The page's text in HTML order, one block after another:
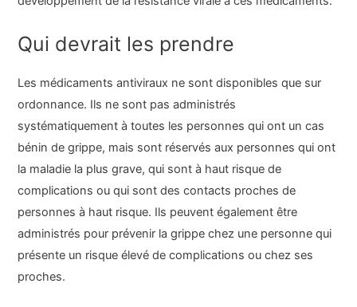
Qui devrait les prendre
Les médicaments antiviraux ne sont disponibles que sur
ordonnance. Ils ne sont pas administrés
systématiquement à toutes les personnes qui ont un cas
bénin de grippe, mais sont réservés aux personnes qui ont
la maladie la plus grave, qui sont à haut risque de
complications ou qui sont des contacts proches de
personnes à haut risque. Ils peuvent également être
administrés pour prévenir la grippe chez une personne qui
présente un risque élevé de complications ou chez ses
proches.